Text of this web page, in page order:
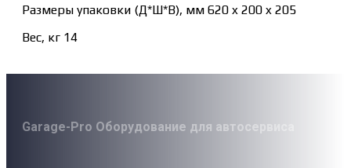
Размеры упаковки (Д*Ш*В), мм 620 x 200 x 205
Вес, кг 14
Garage-Pro Оборудование для автосервиса